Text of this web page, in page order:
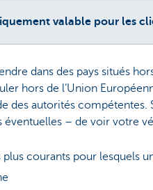
valable pour les
dans des pays situés
hors de l’Union
des autorités
– de voir votre
plus courants pour lesquels